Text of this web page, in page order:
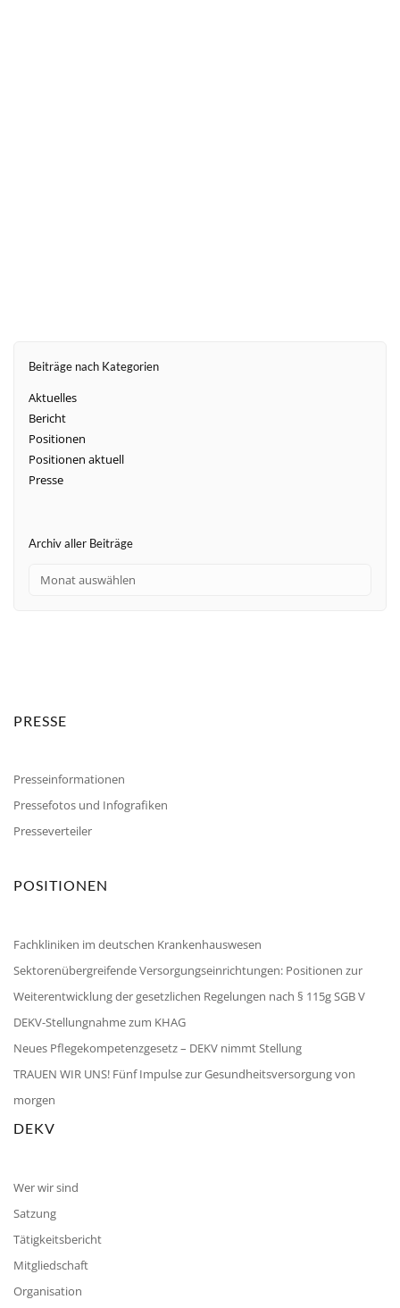
Beiträge nach Kategorien
Aktuelles
Bericht
Positionen
Positionen aktuell
Presse
Archiv aller Beiträge
PRESSE
Presseinformationen
Pressefotos und Infografiken
Presseverteiler
POSITIONEN
Fachkliniken im deutschen Krankenhauswesen
Sektorenübergreifende Versorgungseinrichtungen: Positionen zur
Weiterentwicklung der gesetzlichen Regelungen nach § 115g SGB V
DEKV-Stellungnahme zum KHAG
Neues Pflegekompetenzgesetz – DEKV nimmt Stellung
TRAUEN WIR UNS! Fünf Impulse zur Gesundheitsversorgung von
morgen
DEKV
Wer wir sind
Satzung
Tätigkeitsbericht
Mitgliedschaft
Organisation